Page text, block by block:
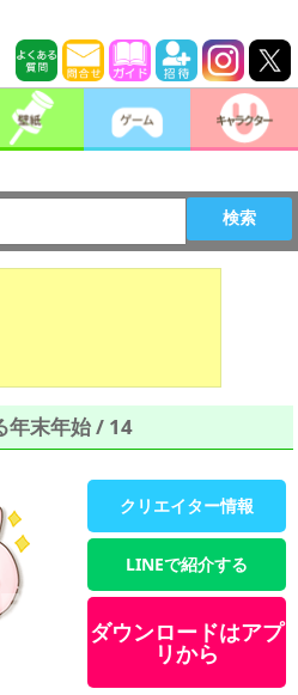
検索
年末年始 / 14
クリエイター情報
LINEで紹介する
ダウンロードはアプ
リから